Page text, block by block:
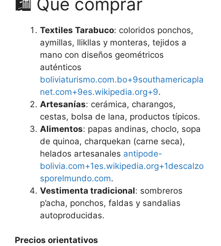
Textiles Tarabuco: coloridos ponchos,
aymillas, llikllas y monteras, tejidos a
mano con diseños geométricos
auténticos
boliviaturismo.com.bo+9southamericapla
net.com+9es.wikipedia.org+9.
Artesanías: cerámica, charangos,
cestas, bolsa de lana, productos típicos.
Alimentos: papas andinas, choclo, sopa
de quinoa, charquekan (carne seca),
helados artesanales antipode-
bolivia.com+1es.wikipedia.org+1descalzo
sporelmundo.com.
Vestimenta tradicional: sombreros
p’acha, ponchos, faldas y sandalias
autoproducidas.
Precios orientativos